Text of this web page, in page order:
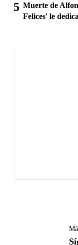
Muerte de
Felices' le